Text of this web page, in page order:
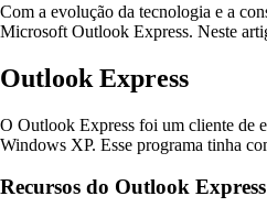
Com a evolução da tecnologia e a
Microsoft Outlook Express. Neste
Outlook Express
O Outlook Express foi um cliente de
Windows XP. Esse programa tinha
Recursos do Outlook Express